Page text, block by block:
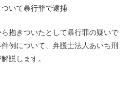
ついて暴行罪で逮捕
抱きついたとして暴行罪の疑いで
例について、弁護士法人あいち刑
説します。